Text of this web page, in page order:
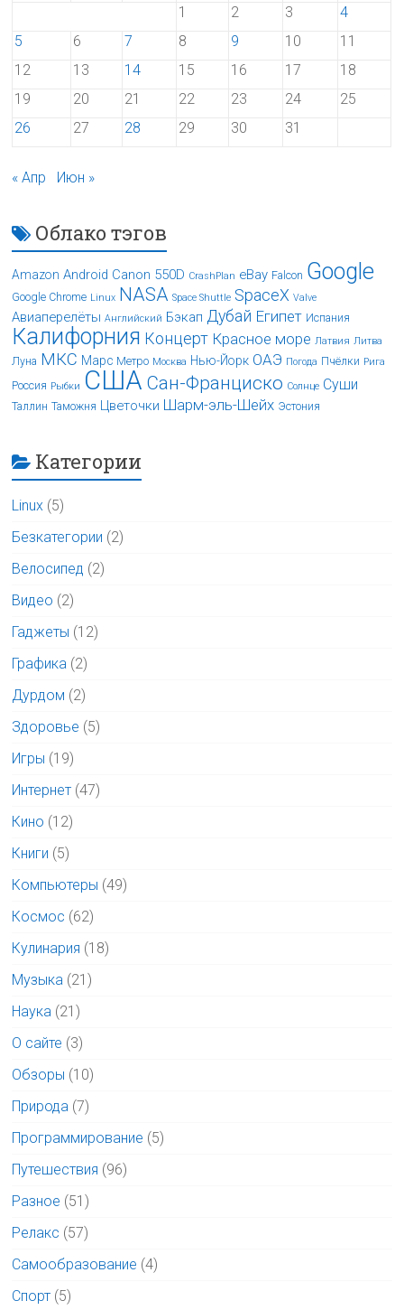
1
2 3
4
5
6 7 8 9 10
11
12
13 14 15 16 17
18
19
20 21 22 23 24
25
26
27 28 29 30 31
« Апр Июн »
Облако тэгов
Amazon Android Canon 550D CrashPlan eBay Falcon Google
Google Chrome Linux NASA Space Shuttle SpaceX Valve
Авиаперелёты Английский Бэкап Дубай Египет Испания
Калифорния Концерт Красное море Латвия Литва
Луна МКС Марс Метро Москва Нью-Йорк ОАЭ Погода Пчёлки Рига
Россия Рыбки США Сан-Франциско Солнце Суши
Таллин Таможня Цветочки Шарм-эль-Шейх Эстония
Категории
Linux (5)
Безкатегории (2)
Велосипед (2)
Видео (2)
Гаджеты (12)
Графика (2)
Дурдом (2)
Здоровье (5)
Игры (19)
Интернет (47)
Кино (12)
Книги (5)
Компьютеры (49)
Космос (62)
Кулинария (18)
Музыка (21)
Наука (21)
О сайте (3)
Обзоры (10)
Природа (7)
Программирование (5)
Путешествия (96)
Разное (51)
Релакс (57)
Самообразование (4)
Спорт (5)